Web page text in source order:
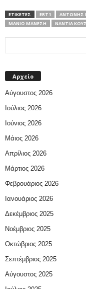
ΕΤΙΚΕΤΕΣ ERT1 ΑΝΤΏΝΗΣ
ΜΑΝΙΏ ΜΆΝΕΣΗ
ΝΆΝΤΙΑ
Αρχείο
Αύγουστος 2026
Ιούλιος 2026
Ιούνιος 2026
Μάιος 2026
Απρίλιος 2026
Μάρτιος 2026
Φεβρουάριος 2026
Ιανουάριος 2026
Δεκέμβριος 2025
Νοέμβριος 2025
Οκτώβριος 2025
Σεπτέμβριος 2025
Αύγουστος 2025